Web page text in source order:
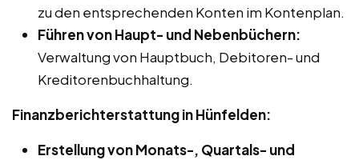
zu den entsprechenden Konten im Kontenplan.
Führen von Haupt- und Nebenbüchern:
Verwaltung von Hauptbuch, Debitoren- und
Kreditorenbuchhaltung.
Finanzberichterstattung in Hünfelden:
Erstellung von Monats-, Quartals- und